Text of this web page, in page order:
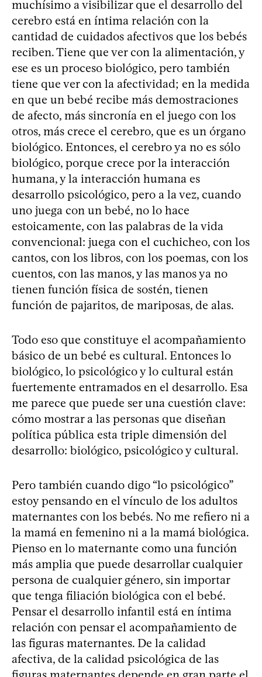
muchísimo a visibilizar que el desarrollo del
cerebro está en íntima relación con la
cantidad de cuidados afectivos que los bebés
reciben. Tiene que ver con la alimentación, y
ese es un proceso biológico, pero también
tiene que ver con la afectividad; en la medida
en que un bebé recibe más demostraciones
de afecto, más sincronía en el juego con los
otros, más crece el cerebro, que es un órgano
biológico. Entonces, el cerebro ya no es sólo
biológico, porque crece por la interacción
humana, y la interacción humana es
desarrollo psicológico, pero a la vez, cuando
uno juega con un bebé, no lo hace
estoicamente, con las palabras de la vida
convencional: juega con el cuchicheo, con los
cantos, con los libros, con los poemas, con los
cuentos, con las manos, y las manos ya no
tienen función física de sostén, tienen
función de pajaritos, de mariposas, de alas.
Todo eso que constituye el acompañamiento
básico de un bebé es cultural. Entonces lo
biológico, lo psicológico y lo cultural están
fuertemente entramados en el desarrollo. Esa
me parece que puede ser una cuestión clave:
cómo mostrar a las personas que diseñan
política pública esta triple dimensión del
desarrollo: biológico, psicológico y cultural.
Pero también cuando digo “lo psicológico”
estoy pensando en el vínculo de los adultos
maternantes con los bebés. No me refiero ni a
la mamá en femenino ni a la mamá biológica.
Pienso en lo maternante como una función
más amplia que puede desarrollar cualquier
persona de cualquier género, sin importar
que tenga filiación biológica con el bebé.
Pensar el desarrollo infantil está en íntima
relación con pensar el acompañamiento de
las figuras maternantes. De la calidad
afectiva, de la calidad psicológica de las